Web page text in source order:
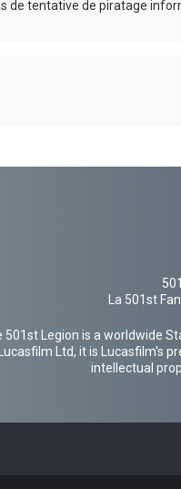
de tentative de piratage
La 501st
501st Legion is a worldwide
Lucasfilm Ltd, it is Lucasfilm's
intellectual